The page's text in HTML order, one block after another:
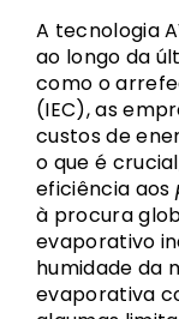
A tecnologia
ao longo da
como o
(IEC), as
custos de
o que é
eficiência aos
à procura
evaporativo
humidade da
evaporativa